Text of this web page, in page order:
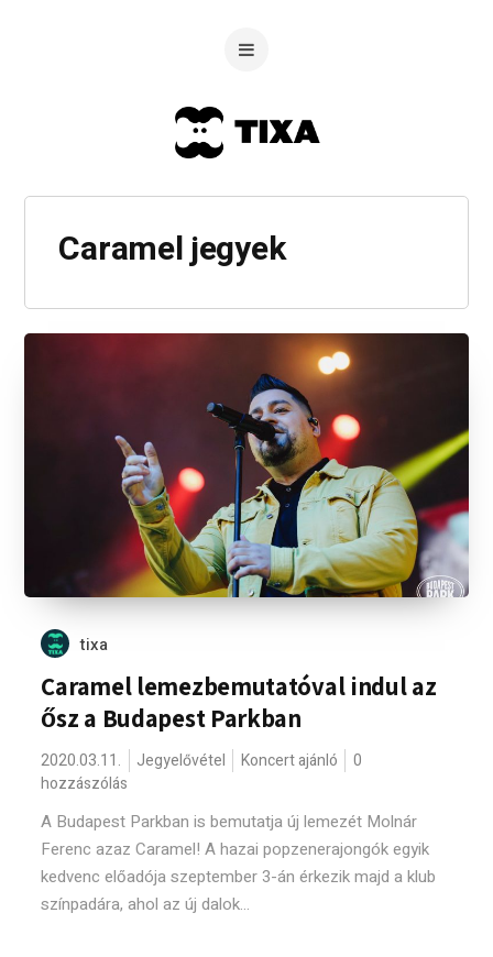
Caramel jegyek
tixa
Caramel lemezbemutatóval indul az
ősz a Budapest Parkban
2020.03.11. Jegyelővétel Koncert ajánló
0
hozzászólás
A Budapest Parkban is bemutatja új lemezét Molnár
Ferenc azaz Caramel! A hazai popzenerajongók egyik
kedvenc előadója szeptember 3-án érkezik majd a klub
színpadára, ahol az új dalok...